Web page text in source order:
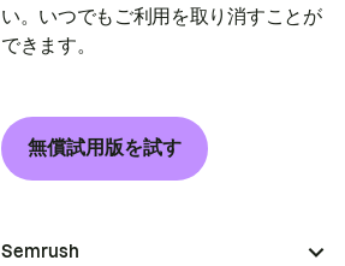
い。いつでもご利用を取り消すことが
できます。
無償試用版を試す
Semrush